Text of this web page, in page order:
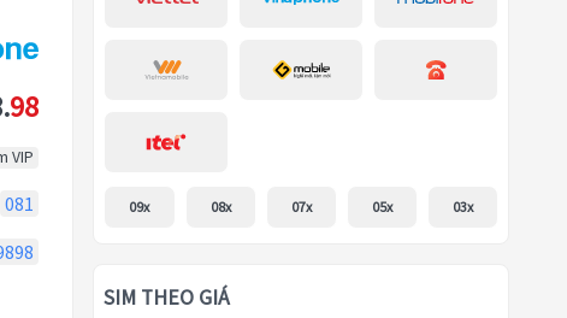
98
VIP
081
09x 08x 07x 05x 03x
SIM THEO GIÁ